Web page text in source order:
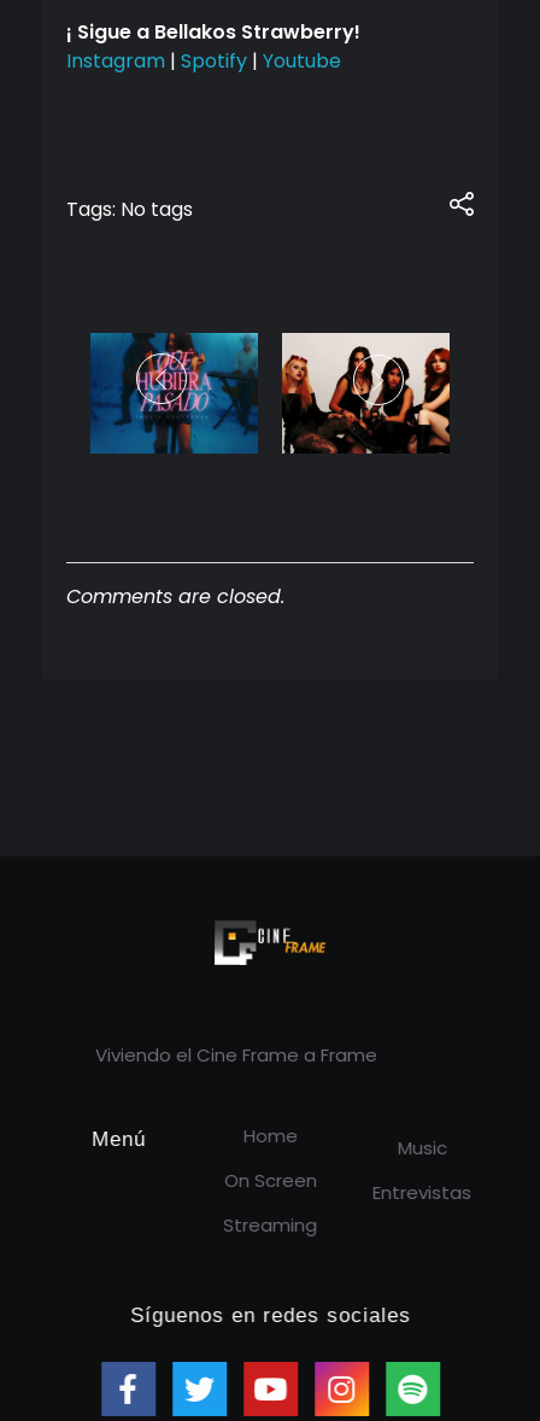
¡ Sigue a Bellakos Strawberry!
Instagram | Spotify | Youtube
Tags: No tags
Comments are closed.
Viviendo el Cine Frame a Frame
Menú
Home
On Screen
Streaming
Music
Entrevistas
Síguenos en redes sociales